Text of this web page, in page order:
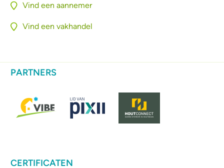
Vind een aannemer
Vind een vakhandel
PARTNERS
CERTIFICATEN